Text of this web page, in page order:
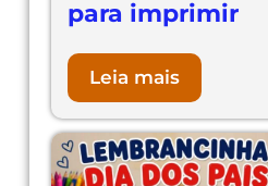
para imprimir
Leia mais